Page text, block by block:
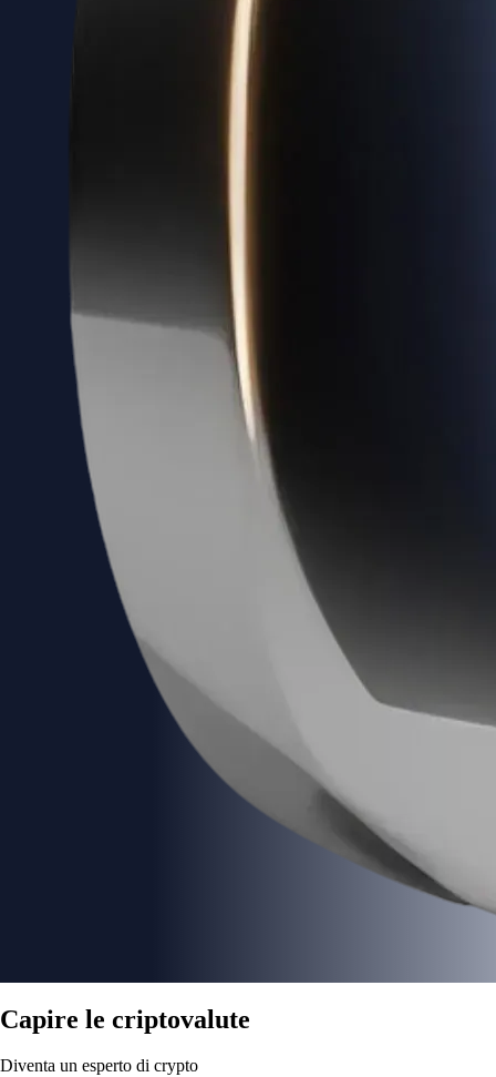
Capire le criptovalute
Diventa un esperto di crypto